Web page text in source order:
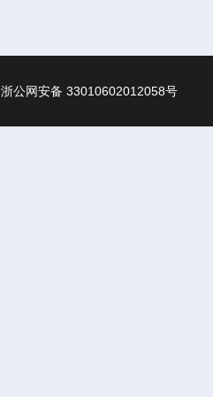
浙公网安备 33010602012058号